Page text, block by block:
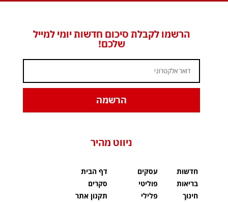
הרשמו לקבלת סיכום חדשות יומי למייל
שלכם!
הרשמה
ניווט מהיר
חדשות
בריאות
חינוך
עסקים
פוליטי
פלילי
דף הבית
סקרים
תקנון אתר